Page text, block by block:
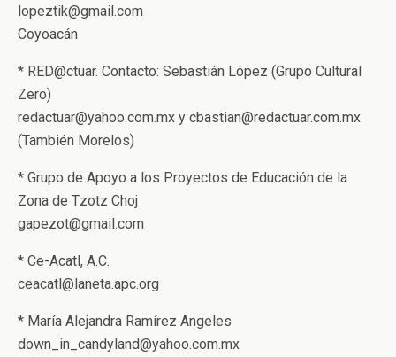
lopeztik@gmail.com
Coyoacán
* RED@ctuar. Contacto: Sebastián López (Grupo Cultural
Zero)
redactuar@yahoo.com.mx y cbastian@redactuar.com.mx
(También Morelos)
* Grupo de Apoyo a los Proyectos de Educación de la
Zona de Tzotz Choj
gapezot@gmail.com
* Ce-Acatl, A.C.
ceacatl@laneta.apc.org
* María Alejandra Ramírez Angeles
down_in_candyland@yahoo.com.mx